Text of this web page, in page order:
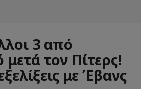
3 από
τον Πίτερς!
με Έβανς